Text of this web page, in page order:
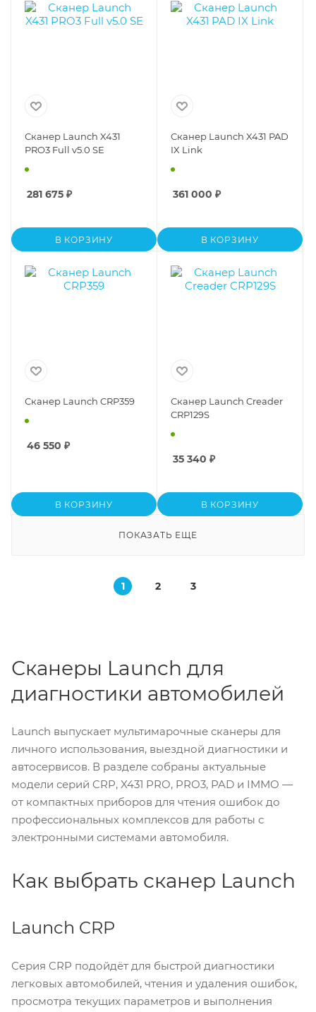
Сканер Launch X431
PRO3 Full v5.0 SE
281 675 ₽
В КОРЗИНУ
Сканер Launch X431 PAD
IX Link
361 000 ₽
В КОРЗИНУ
Сканер Launch CRP359
46 550 ₽
В КОРЗИНУ
Сканер Launch Creader
CRP129S
35 340 ₽
В КОРЗИНУ
ПОКАЗАТЬ ЕЩЕ
1 2 3
Сканеры Launch для
диагностики автомобилей
Launch выпускает мультимарочные сканеры для
личного использования, выездной диагностики и
автосервисов. В разделе собраны актуальные
модели серий CRP, X431 PRO, PRO3, PAD и IMMO —
от компактных приборов для чтения ошибок до
профессиональных комплексов для работы с
электронными системами автомобиля.
Как выбрать сканер Launch
Launch CRP
Серия CRP подойдёт для быстрой диагностики
легковых автомобилей, чтения и удаления ошибок,
просмотра текущих параметров и выполнения